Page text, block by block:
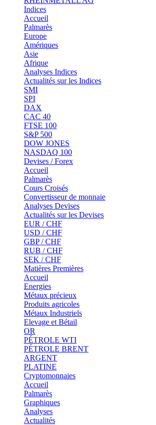
Indices
Accueil
Palmarès
Europe
Amériques
Asie
Afrique
Analyses Indices
Actualités sur les Indices
SMI
SPI
DAX
CAC 40
FTSE 100
S&P 500
DOW JONES
NASDAQ 100
Devises / Forex
Accueil
Palmarès
Cours Croisés
Convertisseur de monnaie
Analyses Devises
Actualités sur les Devises
EUR / CHF
USD / CHF
GBP / CHF
RUB / CHF
SEK / CHF
Matières Premières
Accueil
Energies
Métaux précieux
Produits agricoles
Métaux Industriels
Elevage et Bétail
OR
PÉTROLE WTI
PÉTROLE BRENT
ARGENT
PLATINE
Cryptomonnaies
Accueil
Palmarès
Graphiques
Analyses
Actualités